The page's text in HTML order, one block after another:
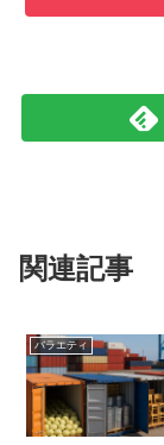
関連記事
バラエティ